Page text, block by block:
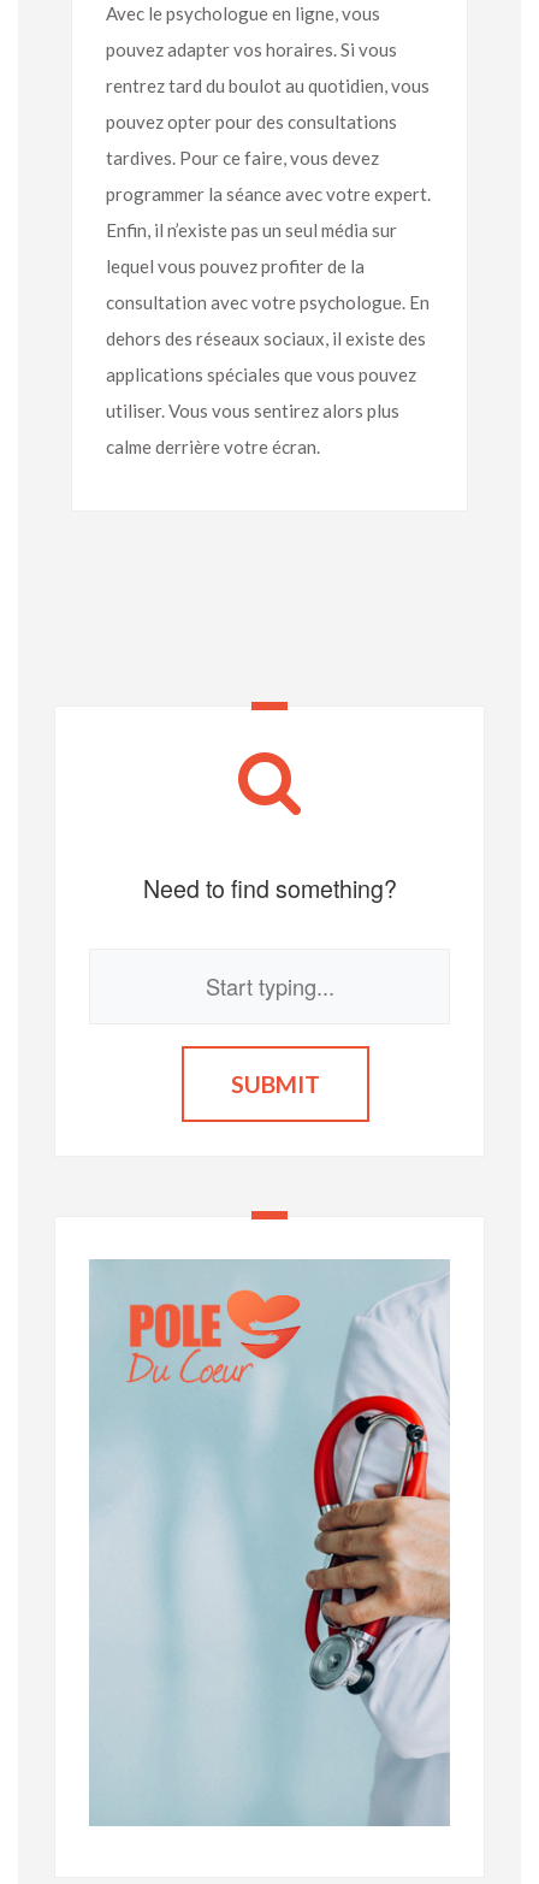
Avec le psychologue en ligne, vous
pouvez adapter vos horaires. Si vous
rentrez tard du boulot au quotidien, vous
pouvez opter pour des consultations
tardives. Pour ce faire, vous devez
programmer la séance avec votre expert.
Enfin, il n’existe pas un seul média sur
lequel vous pouvez profiter de la
consultation avec votre psychologue. En
dehors des réseaux sociaux, il existe des
applications spéciales que vous pouvez
utiliser. Vous vous sentirez alors plus
calme derrière votre écran.
Need to find something?